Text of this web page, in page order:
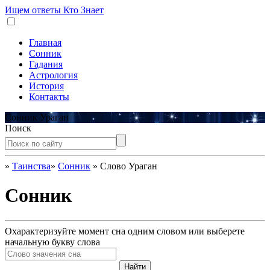
Ищем ответы Кто Знает
Главная
Сонник
Гадания
Астрология
История
Контакты
Сонник Ураган
Поиск
» Таинства» Сонник » Слово Ураган
Сонник
Охарактеризуйте момент сна одним словом или выберете
начальную букву слова